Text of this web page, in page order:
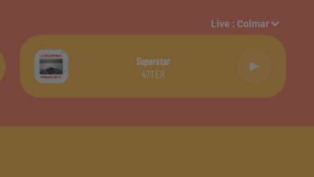
Live :Colmar
Superstar
47TER